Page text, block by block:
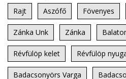
Rajt Aszófő Fövenyes
Zánka Unk Zánka
Révfülöp kelet Révfülöp
Badacsonyörs Varga